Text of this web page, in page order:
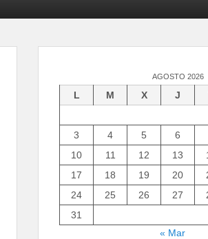
AGOSTO 2026
L M X J
3
4 5 6
10
11 12 13
17
18 19 20
24
25 26 27
31
« Mar